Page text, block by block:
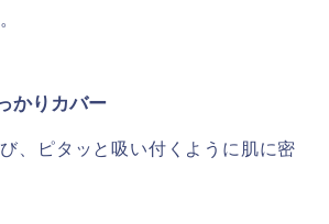
かりカバー
、ピタッと吸い付くように肌に密